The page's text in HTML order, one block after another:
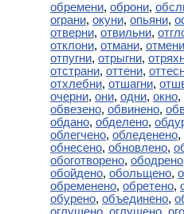
обремени, оброни,
ограни, окуни, опьяни,
отверни, отвильни,
отклони, отмани, отмени
отпугни, отрыгни,
отстрани, оттени,
отхлебни, отшагни,
очерни, они, одни, окно,
обвезено, обвинено,
обдано, обделено,
облегчено, обледенено,
обнесено, обновлено,
обоготворено, ободрено
обойдено, обольщено,
обременено, обретено,
обурено, объединено,
оглушено оглушено